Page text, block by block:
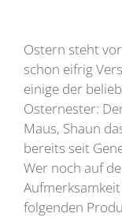
Ostern steht
schon eifrig
einige der
Osternester:
Maus, Shaun
bereits seit
Wer noch auf
folgenden